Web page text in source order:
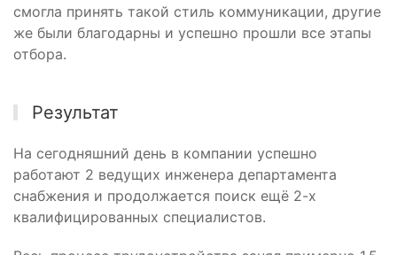
смогла принять такой стиль коммуникации, другие
же были благодарны и успешно прошли все этапы
отбора.
Результат
На сегодняшний день в компании успешно
работают 2 ведущих инженера департамента
снабжения и продолжается поиск ещё 2-х
квалифицированных специалистов.